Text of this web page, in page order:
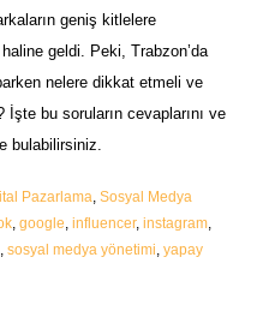
geniş kitlelere
geldi. Peki, Trabzon’da
nelere dikkat etmeli ve
bu soruların cevaplarını ve
bulabilirsiniz.
Pazarlama
Sosyal Medya
, google influencer, instagram,
sosyal medya yönetimi yapay